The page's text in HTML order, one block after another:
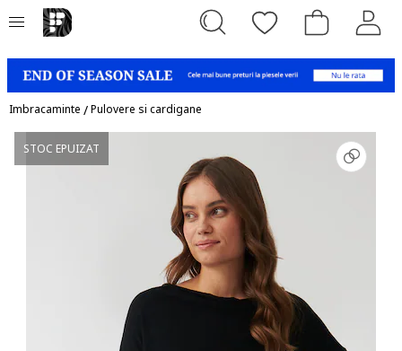
Imbracaminte /Pulovere si cardigane
STOC EPUIZAT